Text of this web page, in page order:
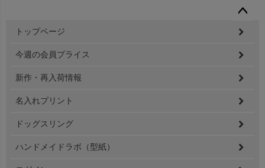
ペー
ップ
トップページ
今週の会員プライス
新作・再入荷情報
名入れプリント
ドッグスリング
ハンドメイドラボ（型紙）